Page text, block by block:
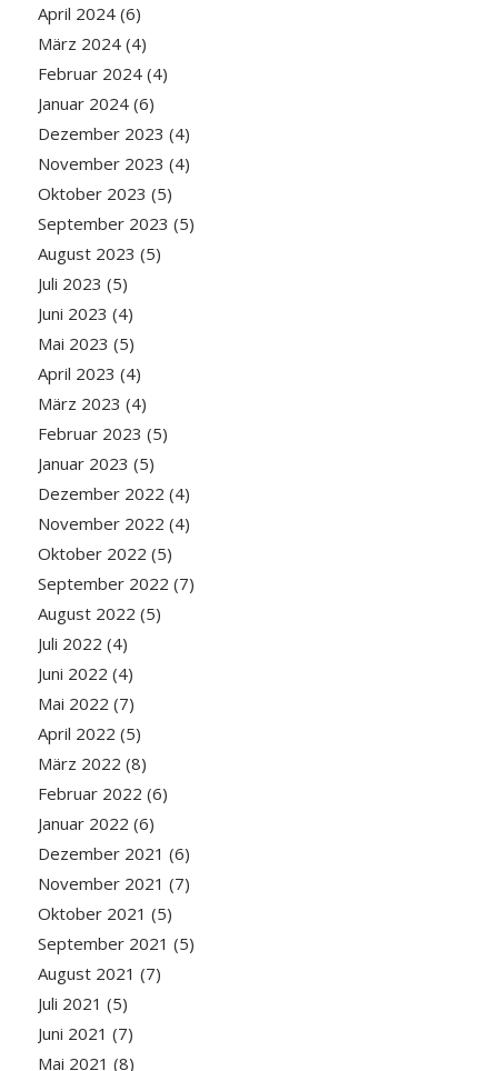
April 2024(6)
März 2024(4)
Februar 2024(4)
Januar 2024(6)
Dezember 2023 (4)
November 2023 (4)
Oktober 2023 (5)
September 2023 (5)
August 2023 (5)
Juli 2023 (5)
Juni 2023 (4)
Mai 2023 (5)
April 2023 (4)
März 2023 (4)
Februar 2023 (5)
Januar 2023 (5)
Dezember 2022 (4)
November 2022 (4)
Oktober 2022 (5)
September 2022 (7)
August 2022 (5)
Juli 2022 (4)
Juni 2022 (4)
Mai 2022 (7)
April 2022 (5)
März 2022 (8)
Februar 2022 (6)
Januar 2022 (6)
Dezember 2021 (6)
November 2021 (7)
Oktober 2021 (5)
September 2021 (5)
August 2021 (7)
Juli 2021 (5)
Juni 2021 (7)
Mai 2021 (8)